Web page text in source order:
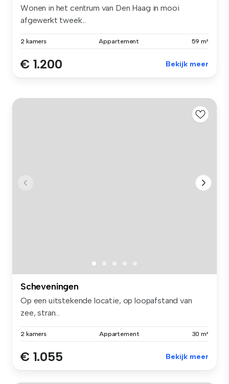
Wonen in het centrum van Den Haag in mooi
afgewerkt tweek...
2 kamers Appartement 59 m²
€ 1.200 Bekijk meer
Scheveningen
Op een uitstekende locatie, op loopafstand van
zee, stran...
2 kamers Appartement 30 m²
€ 1.055 Bekijk meer